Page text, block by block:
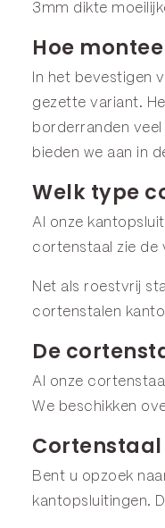
3mm dikte
Hoe
In het bevestigen
gezette variant.
borderranden
bieden we aan in
Welk type
Al onze
cortenstaal zie de
Net als roestvrij
cortenstalen
De
Al onze
We beschikken
Bent u opzoek
kantopsluitingen.